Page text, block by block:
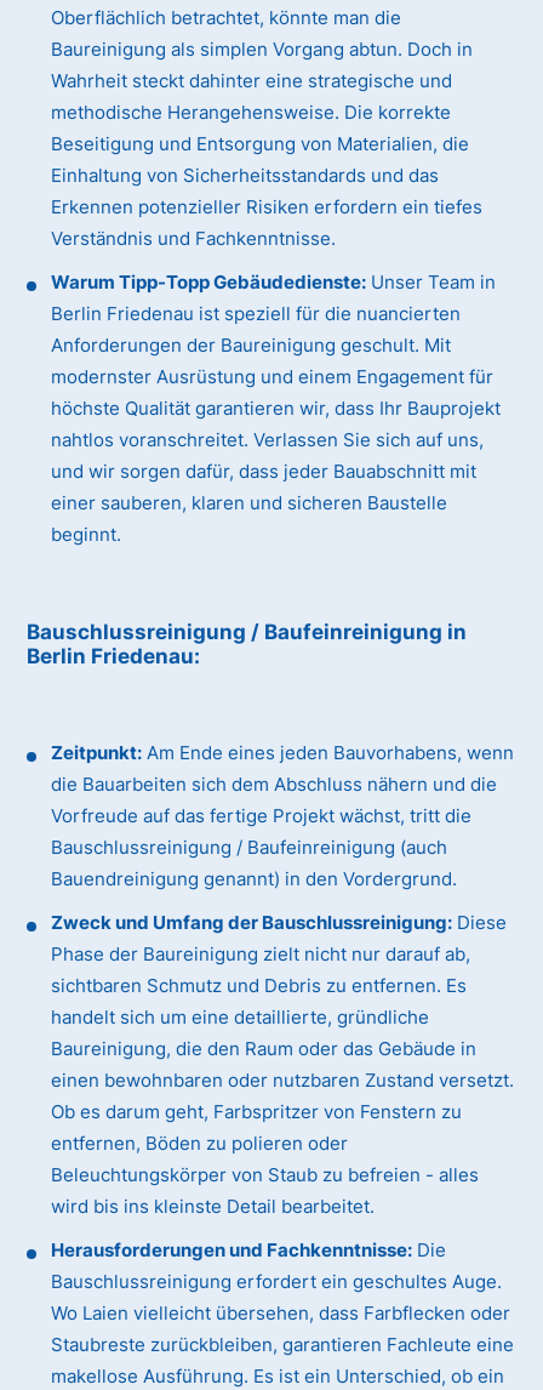
Oberflächlich betrachtet, könnte man die
Baureinigung als simplen Vorgang abtun. Doch in
Wahrheit steckt dahinter eine strategische und
methodische Herangehensweise. Die korrekte
Beseitigung und Entsorgung von Materialien, die
Einhaltung von Sicherheitsstandards und das
Erkennen potenzieller Risiken erfordern ein tiefes
Verständnis und Fachkenntnisse.
Warum Tipp-Topp Gebäudedienste: Unser Team in
Berlin Friedenau ist speziell für die nuancierten
Anforderungen der Baureinigung geschult. Mit
modernster Ausrüstung und einem Engagement für
höchste Qualität garantieren wir, dass Ihr Bauprojekt
nahtlos voranschreitet. Verlassen Sie sich auf uns,
und wir sorgen dafür, dass jeder Bauabschnitt mit
einer sauberen, klaren und sicheren Baustelle
beginnt.
Bauschlussreinigung / Baufeinreinigung in
Berlin Friedenau:
Zeitpunkt: Am Ende eines jeden Bauvorhabens, wenn
die Bauarbeiten sich dem Abschluss nähern und die
Vorfreude auf das fertige Projekt wächst, tritt die
Bauschlussreinigung / Baufeinreinigung (auch
Bauendreinigung genannt) in den Vordergrund.
Zweck und Umfang der Bauschlussreinigung: Diese
Phase der Baureinigung zielt nicht nur darauf ab,
sichtbaren Schmutz und Debris zu entfernen. Es
handelt sich um eine detaillierte, gründliche
Baureinigung, die den Raum oder das Gebäude in
einen bewohnbaren oder nutzbaren Zustand versetzt.
Ob es darum geht, Farbspritzer von Fenstern zu
entfernen, Böden zu polieren oder
Beleuchtungskörper von Staub zu befreien - alles
wird bis ins kleinste Detail bearbeitet.
Herausforderungen und Fachkenntnisse: Die
Bauschlussreinigung erfordert ein geschultes Auge.
Wo Laien vielleicht übersehen, dass Farbflecken oder
Staubreste zurückbleiben, garantieren Fachleute eine
makellose Ausführung. Es ist ein Unterschied, ob ein